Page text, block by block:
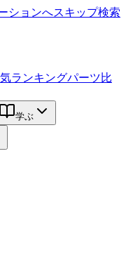
ションへスキップ検索
ランキングパーツ比
学ぶ